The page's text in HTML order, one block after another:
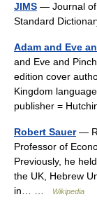
JIMS — Journal of
Standard
Adam and Eve
and Eve and
edition cover
Kingdom
publisher =
Robert Sauer—
Professor of
Previously, he
the UK, Hebrew
in… …
Wikipedia